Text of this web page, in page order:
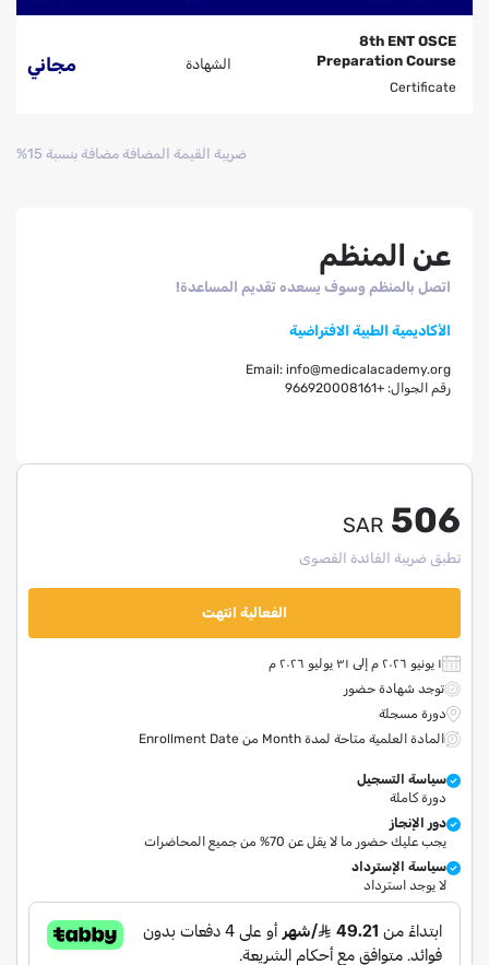
8th ENT OSCE
Preparation Course
Certificate
الشهادة مجاني
ضريبة القيمة المضافة مضافة بنسبة 15%
عن المنظم
اتصل بالمنظم وسوف يسعده تقديم المساعدة!
الأكاديمية الطبية الافتراضية
Email: info@medicalacademy.org
رقم الجوال: +966920008161
506
SAR
تطبق ضريبة الفائدة القصوى
الفعالية انتهت
١ يونيو ٢٠٢٦ م إلى ٣١ يوليو ٢٠٢٦ م
توجد شهادة حضور
دورة مسجلة
المادة العلمية متاحة لمدة Month من Enrollment Date
سياسة التسجيل
دورة كاملة
دور الإنجاز
يجب عليك حضور ما لا يقل عن 70% من جميع المحاضرات
سياسة الإسترداد
لا يوجد استرداد